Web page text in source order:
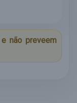
não preveem